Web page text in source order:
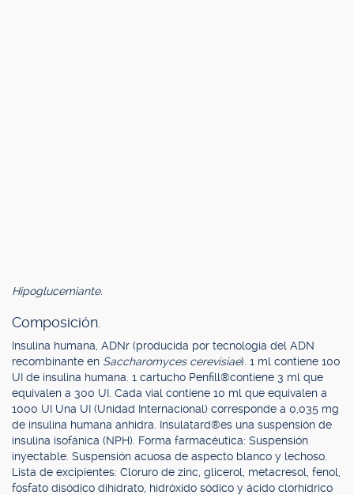
Hipoglucemiante.
Composición.
Insulina humana, ADNr (producida por tecnología del ADN
recombinante en Saccharomyces cerevisiae). 1 ml contiene 100
UI de insulina humana. 1 cartucho Penfill®contiene 3 ml que
equivalen a 300 UI. Cada vial contiene 10 ml que equivalen a
1000 UI Una UI (Unidad Internacional) corresponde a 0,035 mg
de insulina humana anhidra. Insulatard®es una suspensión de
insulina isofánica (NPH). Forma farmacéutica: Suspensión
inyectable. Suspensión acuosa de aspecto blanco y lechoso.
Lista de excipientes: Cloruro de zinc, glicerol, metacresol, fenol,
fosfato disódico dihidrato, hidróxido sódico y ácido clorhídrico